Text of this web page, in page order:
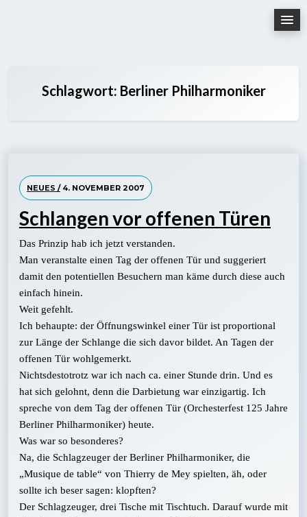
Schlagwort: Berliner Philharmoniker
NEUES /4. NOVEMBER 2007
Schlangen vor offenen Türen
Das Prinzip hab ich jetzt verstanden.
Man veranstalte einen Tag der offenen Tür und suggeriert
damit den potentiellen Besuchern man käme durch diese auch
einfach hinein.
Weit gefehlt.
Ich behaupte: der Öffnungswinkel einer Tür ist proportional
zur Länge der Schlange die sich davor bildet. An Tagen der
offenen Tür wohlgemerkt.
Nichtsdestotrotz war ich nach ca. einer Stunde drin. Und es
hat sich gelohnt, denn die Darbietung war einzigartig. Ich
spreche von dem Tag der offenen Tür (Orchesterfest 125 Jahre
Berliner Philharmoniker) heute.
Was war so besonderes?
Na, die Schlagzeuger der Berliner Philharmoniker, die
„Musique de table“ von Thierry de Mey spielten, äh, oder
sollte ich beser sagen: klopften?
Der Schlagzeuger, drei Tische mit Tischtuch. Darauf wurde mit